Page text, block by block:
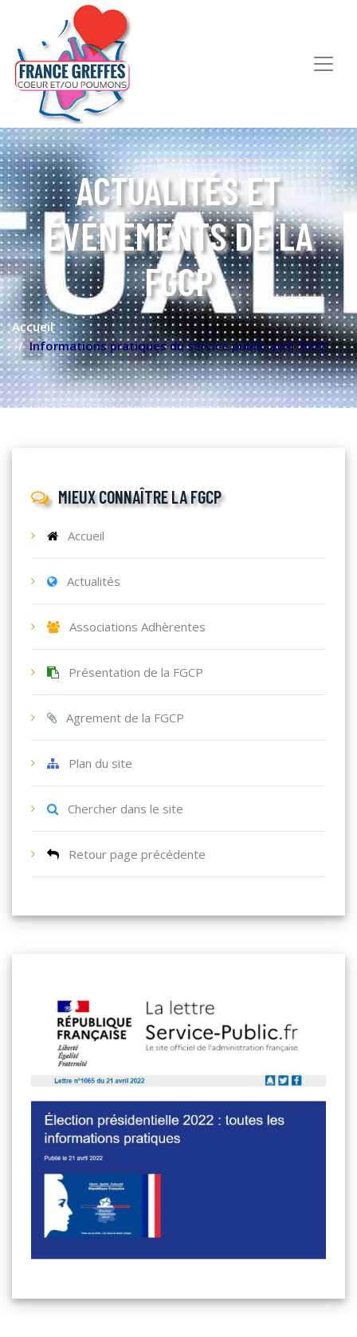
ACTUALITÉS ET
ÉVÉNEMENTS DE LA
FGCP
Accueil
Informations pratiques du service public avril 2022
MIEUX CONNAÎTRE LA FGCP
Accueil
Actualités
Associations Adhèrentes
Présentation de la FGCP
Agrement de la FGCP
Plan du site
Chercher dans le site
Retour page précédente